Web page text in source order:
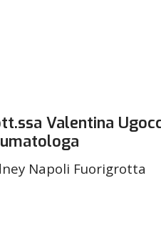
Valentina
Napoli Fuorigrotta